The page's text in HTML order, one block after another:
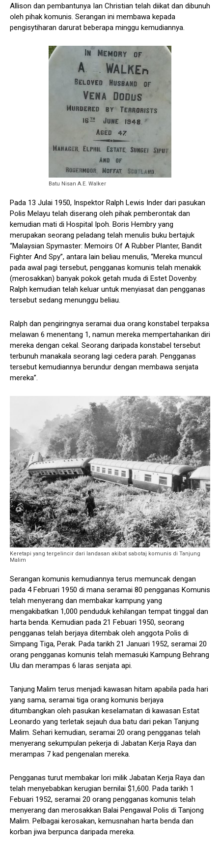
Allison dan pembantunya Ian Christian telah diikat dan dibunuh
oleh pihak komunis. Serangan ini membawa kepada
pengisytiharan darurat beberapa minggu kemudiannya.
Batu Nisan A.E. Walker
Pada 13 Julai 1950, Inspektor Ralph Lewis Inder dari pasukan
Polis Melayu telah diserang oleh pihak pemberontak dan
kemudian mati di Hospital Ipoh. Boris Hembry yang
merupakan seorang peladang telah menulis buku bertajuk
“Malaysian Spymaster: Memoirs Of A Rubber Planter, Bandit
Fighter And Spy”, antara lain beliau menulis, “Mereka muncul
pada awal pagi tersebut, pengganas komunis telah menakik
(merosakkan) banyak pokok getah muda di Estet Dovenby.
Ralph kemudian telah keluar untuk menyiasat dan pengganas
tersebut sedang menunggu beliau.
Ralph dan pengiringnya seramai dua orang konstabel terpaksa
melawan 6 menentang 1, namun mereka mempertahankan diri
mereka dengan cekal. Seorang daripada konstabel tersebut
terbunuh manakala seorang lagi cedera parah. Pengganas
tersebut kemudiannya berundur dengan membawa senjata
mereka”.
Keretapi yang tergelincir dari landasan akibat sabotaj komunis di Tanjung
Malim
Serangan komunis kemudiannya terus memuncak dengan
pada 4 Februari 1950 di mana seramai 80 pengganas Komunis
telah menyerang dan membakar kampung yang
mengakibatkan 1,000 penduduk kehilangan tempat tinggal dan
harta benda. Kemudian pada 21 Febuari 1950, seorang
pengganas telah berjaya ditembak oleh anggota Polis di
Simpang Tiga, Perak. Pada tarikh 21 Januari 1952, seramai 20
orang pengganas komunis telah memasuki Kampung Behrang
Ulu dan merampas 6 laras senjata api.
Tanjung Malim terus menjadi kawasan hitam apabila pada hari
yang sama, seramai tiga orang komunis berjaya
ditumbangkan oleh pasukan keselamatan di kawasan Estat
Leonardo yang terletak sejauh dua batu dari pekan Tanjung
Malim. Sehari kemudian, seramai 20 orang pengganas telah
menyerang sekumpulan pekerja di Jabatan Kerja Raya dan
merampas 7 kad pengenalan mereka.
Pengganas turut membakar lori milik Jabatan Kerja Raya dan
telah menyebabkan kerugian bernilai $1,600. Pada tarikh 1
Febuari 1952, seramai 20 orang pengganas komunis telah
menyerang dan merosakkan Balai Pengawal Polis di Tanjong
Malim. Pelbagai kerosakan, kemusnahan harta benda dan
korban jiwa berpunca daripada mereka.